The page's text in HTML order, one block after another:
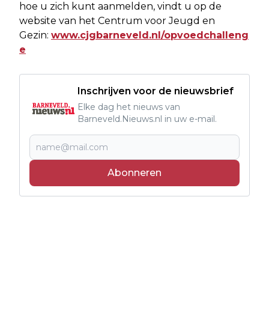
hoe u zich kunt aanmelden, vindt u op de
website van het Centrum voor Jeugd en
Gezin: www.cjgbarneveld.nl/opvoedchalleng
e
Inschrijven voor de nieuwsbrief
Elke dag het nieuws van
Barneveld.Nieuws.nl in uw e-mail.
Abonneren